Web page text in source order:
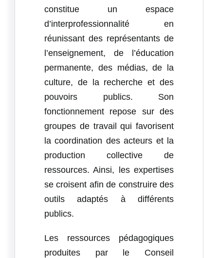
constitue un espace
d’interprofessionnalité en
réunissant des représentants de
l’enseignement, de l’éducation
permanente, des médias, de la
culture, de la recherche et des
pouvoirs publics. Son
fonctionnement repose sur des
groupes de travail qui favorisent
la coordination des acteurs et la
production collective de
ressources. Ainsi, les expertises
se croisent afin de construire des
outils adaptés à différents
publics.
Les ressources pédagogiques
produites par le Conseil